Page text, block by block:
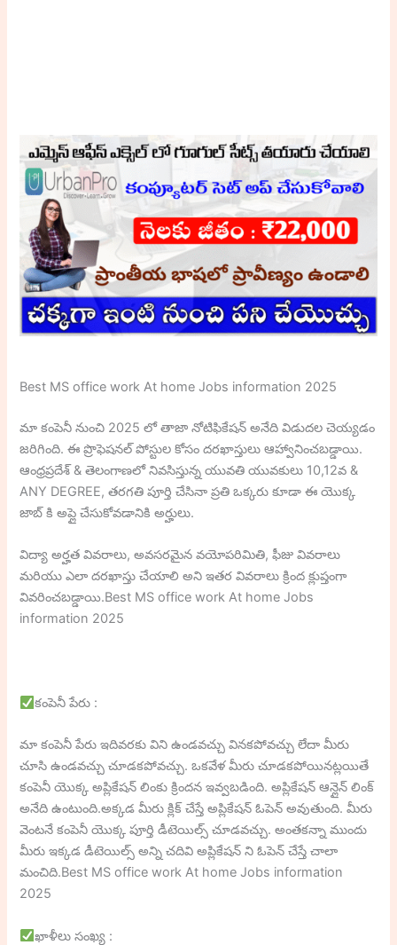
Best MS office work At home Jobs information 2025
మా కంపెనీ నుంచి 2025 లో తాజా నోటిఫికేషన్ అనేది విడుదల చెయ్యడం
జరిగింది. ఈ ప్రొఫెషనల్ పోస్టుల కోసం దరఖాస్తులు ఆహ్వానించబడ్డాయి.
ఆంధ్రప్రదేశ్ & తెలంగాణలో నివసిస్తున్న యువతి యువకులు 10,12వ &
ANY DEGREE, తరగతి పూర్తి చేసినా ప్రతి ఒక్కరు కూడా ఈ యొక్క
జాబ్ కి అప్లై చేసుకోవడానికి అర్హులు.
విద్యా అర్హత వివరాలు, అవసరమైన వయోపరిమితి, ఫీజు వివరాలు
మరియు ఎలా దరఖాస్తు చేయాలి అని ఇతర వివరాలు క్రింద క్లుప్తంగా
వివరించబడ్డాయి.Best MS office work At home Jobs
information 2025
కంపెనీ పేరు :
మా కంపెనీ పేరు ఇదివరకు విని ఉండవచ్చు వినకపోవచ్చు లేదా మీరు
చూసి ఉండవచ్చు చూడకపోవచ్చు. ఒకవేళ మీరు చూడకపోయినట్లయితే
కంపెనీ యొక్క అప్లికేషన్ లింకు క్రిందన ఇవ్వబడింది. అప్లికేషన్ ఆన్లైన్ లింక్
అనేది ఉంటుంది.అక్కడ మీరు క్లిక్ చేస్తే అప్లికేషన్ ఓపెన్ అవుతుంది. మీరు
వెంటనే కంపెనీ యొక్క పూర్తి డీటెయిల్స్ చూడవచ్చు. అంతకన్నా ముందు
మీరు ఇక్కడ డీటెయిల్స్ అన్ని చదివి అప్లికేషన్ ని ఓపెన్ చేస్తే చాలా
మంచిది.Best MS office work At home Jobs information
2025
ఖాళీలు సంఖ్య :